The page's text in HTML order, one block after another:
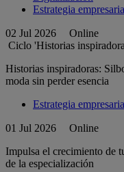
Estrategia
02 Jul 2026
Online
Ciclo 'Historias
Historias inspiradoras:
moda sin perder esencia
Estrategia
01 Jul 2026
Online
Impulsa el crecimiento de
de la especialización